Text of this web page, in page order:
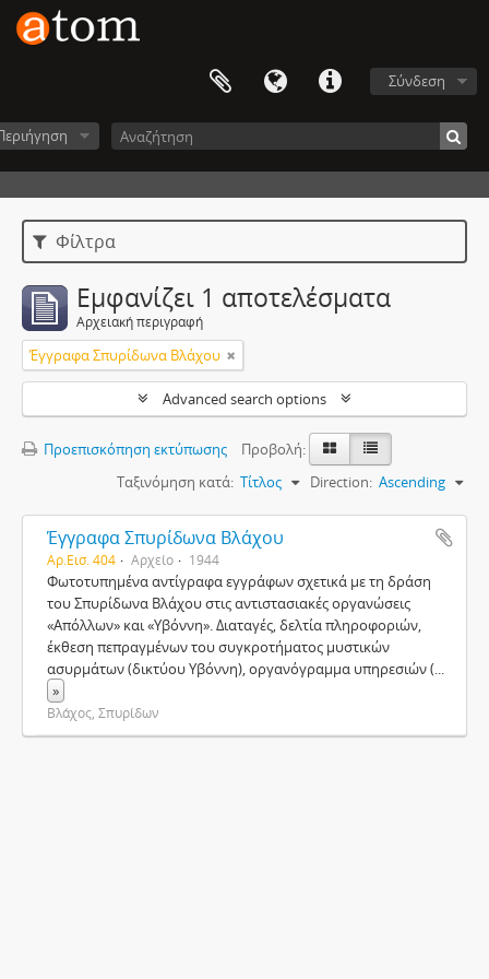
Σύνδεση
Φίλτρα
Εμφανίζει 1 αποτελέσματα
Αρχειακή περιγραφή
Έγγραφα Σπυρίδωνα Βλάχου
Advanced search options
Προεπισκόπηση εκτύπωσης
Προβολή:
Ταξινόμηση κατά: Τίτλος Direction: Ascending
Έγγραφα Σπυρίδωνα Βλάχου
Αρ.Εισ. 404 Αρχείο 1944
Φωτοτυπημένα αντίγραφα εγγράφων σχετικά με τη δράση
του Σπυρίδωνα Βλάχου στις αντιστασιακές οργανώσεις
«Απόλλων» και «Υβόννη». Διαταγές, δελτία πληροφοριών,
έκθεση πεπραγμένων του συγκροτήματος μυστικών
ασυρμάτων (δικτύου Υβόννη), οργανόγραμμα υπηρεσιών (...
»
Βλάχος, Σπυρίδων